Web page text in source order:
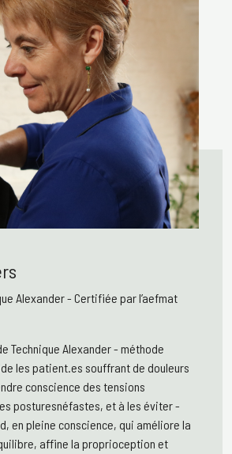
Alexander- Certifiée par l’aefmat
Technique Alexander - méthode
les patient.es souffrant de douleurs
conscience des tensions
posturesnéfastes, et à les éviter -
en pleine conscience, qui améliore la
affine la proprioception et